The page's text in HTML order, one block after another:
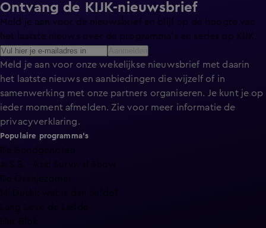
Ontvang de KIJK-nieuwsbrief
Meld je aan voor de nieuwsbrief en blijf op de hoogte van
het laatste nieuws over de programma’s en series op KIJK.
Meld je aan voor onze wekelijkse nieuwsbrief met daarin
het laatste nieuws en aanbiedingen die wijzelf of in
samenwerking met onze partners organiseren. Je kunt je op
ieder moment afmelden. Zie voor meer informatie de
privacyverklaring.
Populaire programma's
De Bondgenoten
A.S.S. - Anti Survival Show
De Oranjezomer
Mi Dushi: wat is dan liefde?
Lang Leve de Liefde